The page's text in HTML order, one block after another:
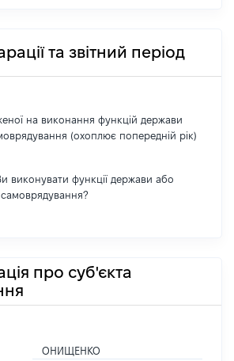
та звітний період
на виконання функцій держави
(охоплює попередній рік)
виконувати функції держави або
про суб'єкта
ОНИЩЕНКО